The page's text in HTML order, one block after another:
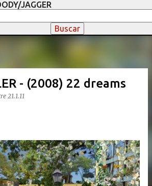
Ir al contenido principal
JAGGER
- (2008) 22 dreams
21.1.11